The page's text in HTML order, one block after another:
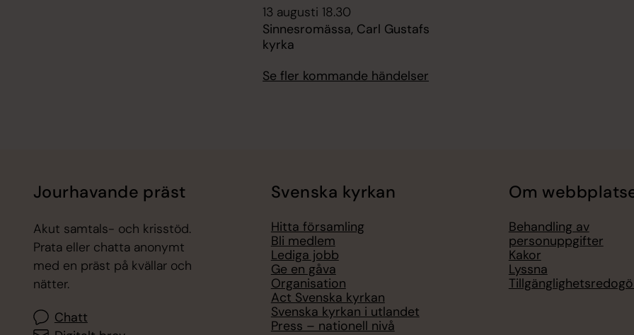
13 augusti 18.30
Sinnesromässa, Carl Gustafs
kyrka
Se fler kommande händelser
Jourhavande präst
Akut samtals- och krisstöd.
Prata eller chatta anonymt
med en präst på kvällar och
nätter.
Chatt
Svenska kyrkan
Hitta församling
Bli medlem
Lediga jobb
Ge en gåva
Organisation
Act Svenska kyrkan
Svenska kyrkan i utlandet
Press – nationell nivå
Om
Behandling av
personuppgifter
Kakor
Lyssna